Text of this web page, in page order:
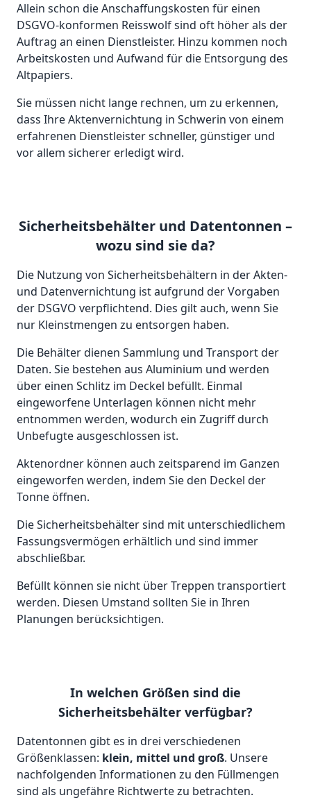
Allein schon die Anschaffungskosten für einen
DSGVO-konformen Reisswolf sind oft höher als der
Auftrag an einen Dienstleister. Hinzu kommen noch
Arbeitskosten und Aufwand für die Entsorgung des
Altpapiers.
Sie müssen nicht lange rechnen, um zu erkennen,
dass Ihre Aktenvernichtung in Schwerin von einem
erfahrenen Dienstleister schneller, günstiger und
vor allem sicherer erledigt wird.
Sicherheitsbehälter und Datentonnen –
wozu sind sie da?
Die Nutzung von Sicherheitsbehältern in der Akten-
und Datenvernichtung ist aufgrund der Vorgaben
der DSGVO verpflichtend. Dies gilt auch, wenn Sie
nur Kleinstmengen zu entsorgen haben.
Die Behälter dienen Sammlung und Transport der
Daten. Sie bestehen aus Aluminium und werden
über einen Schlitz im Deckel befüllt. Einmal
eingeworfene Unterlagen können nicht mehr
entnommen werden, wodurch ein Zugriff durch
Unbefugte ausgeschlossen ist.
Aktenordner können auch zeitsparend im Ganzen
eingeworfen werden, indem Sie den Deckel der
Tonne öffnen.
Die Sicherheitsbehälter sind mit unterschiedlichem
Fassungsvermögen erhältlich und sind immer
abschließbar.
Befüllt können sie nicht über Treppen transportiert
werden. Diesen Umstand sollten Sie in Ihren
Planungen berücksichtigen.
In welchen Größen sind die
Sicherheitsbehälter verfügbar?
Datentonnen gibt es in drei verschiedenen
Größenklassen: klein, mittel und groß. Unsere
nachfolgenden Informationen zu den Füllmengen
sind als ungefähre Richtwerte zu betrachten.